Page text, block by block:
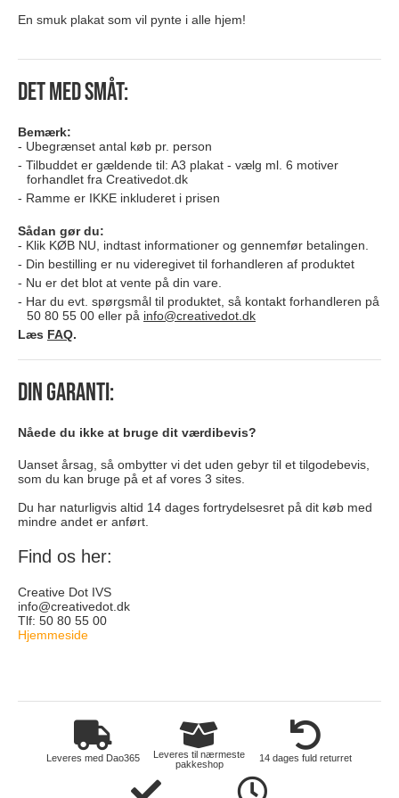
En smuk plakat som vil pynte i alle hjem!
Det med småt:
Bemærk:
Ubegrænset antal køb pr. person
Tilbuddet er gældende til: A3 plakat - vælg ml. 6 motiver
forhandlet fra Creativedot.dk
Ramme er IKKE inkluderet i prisen
Sådan gør du:
Klik KØB NU, indtast informationer og gennemfør betalingen.
Din bestilling er nu videregivet til forhandleren af produktet
Nu er det blot at vente på din vare.
Har du evt. spørgsmål til produktet, så kontakt forhandleren på
50 80 55 00 eller på info@creativedot.dk
Læs FAQ.
Din garanti:
Nåede du ikke at bruge dit værdibevis?
Uanset årsag, så ombytter vi det uden gebyr til et tilgodebevis,
som du kan bruge på et af vores 3 sites.
Du har naturligvis altid 14 dages fortrydelsesret på dit køb med
mindre andet er anført.
Find os her:
Creative Dot IVS
info@creativedot.dk
Tlf: 50 80 55 00
Hjemmeside
Leveres med Dao365
Leveres til nærmeste
pakkeshop
14 dages fuld returret